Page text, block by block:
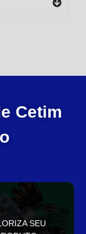
Cetim
SEU
sua embalagem
elegante